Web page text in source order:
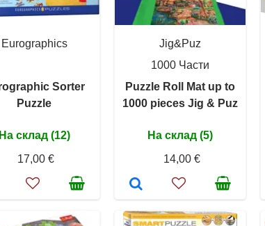
Eurographics
Sorter
Puzzle
На склад (12)
17,00 €
Jig&Puz
1000 Части
Puzzle Roll Mat up to
1000 pieces Jig & Puz
На склад (5)
14,00 €